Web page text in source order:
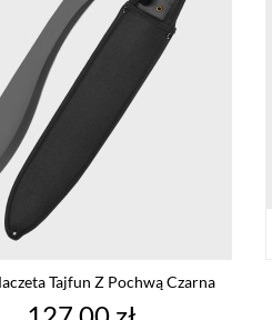
Tajfun Z Pochwą Czarna